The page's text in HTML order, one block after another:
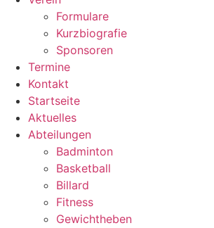
Formulare
Kurzbiografie
Sponsoren
Termine
Kontakt
Startseite
Aktuelles
Abteilungen
Badminton
Basketball
Billard
Fitness
Gewichtheben